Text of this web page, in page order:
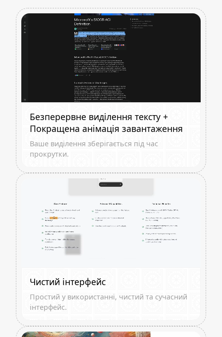
Безперервне виділення тексту +
Покращена анімація завантаження
Ваше виділення зберігається під час
прокрутки.
Чистий інтерфейс
Простий у використанні, чистий та сучасний
інтерфейс.